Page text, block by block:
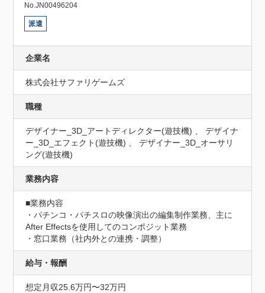
No.JN00496204
派遣
企業名
株式会社サファリゲームズ
職種
デザイナー_3D_アートディレクター(遊技機) 、 デザイナ
ー_3D_エフェクト(遊技機) 、 デザイナー_3D_オーサリ
ング(遊技機)
業務内容
■業務内容
・パチンコ・パチスロの映像演出の編集制作業務、主に
After Effectsを使用してのコンポジット業務
・窓口業務（社内外との連携・調整）
給与・報酬
想定月収25.6万円〜32万円